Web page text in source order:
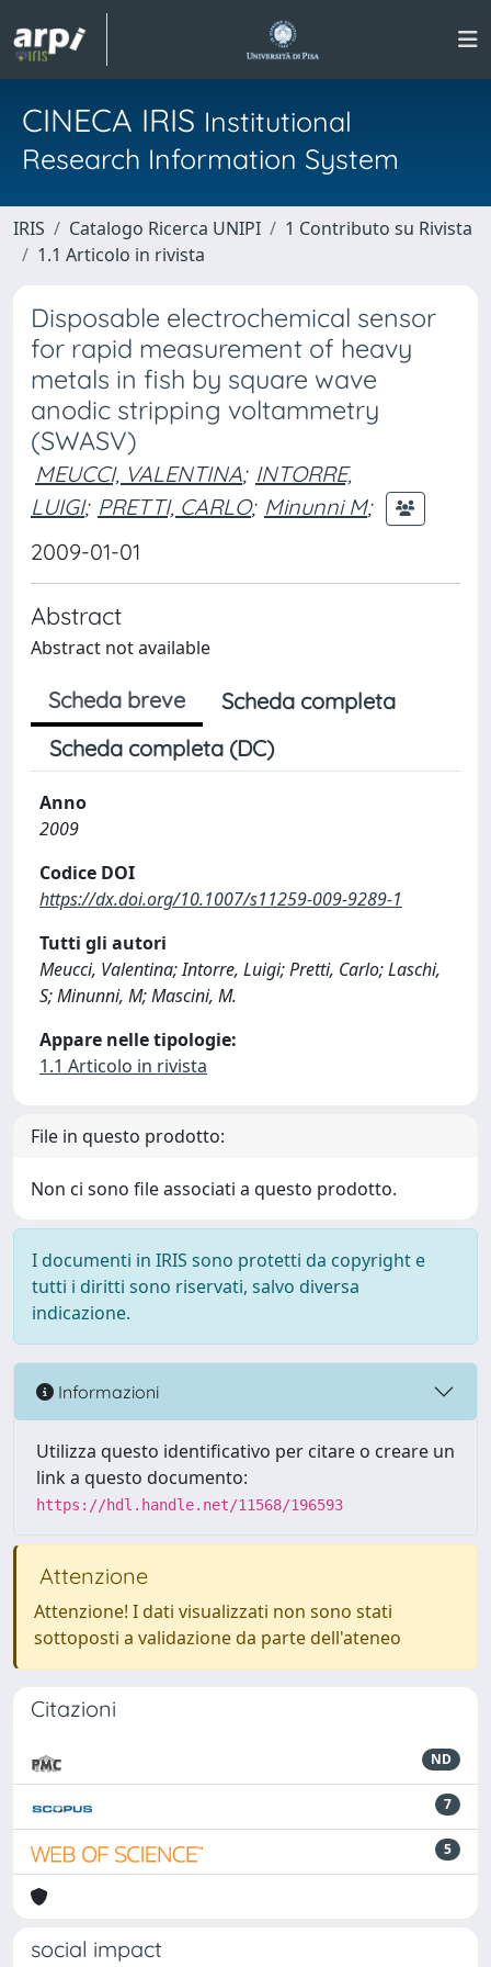
CINECA IRIS Institutional
Research Information System
IRIS Catalogo Ricerca UNIPI
1 Contributo su Rivista
1.1 Articolo in rivista
Disposable electrochemical sensor
for rapid measurement of heavy
metals in fish by square wave
anodic stripping voltammetry
(SWASV)
MEUCCI, VALENTINA; INTORRE,
LUIGI; PRETTI, CARLO; Minunni M;
2009-01-01
Abstract
Abstract not available
Scheda breve
Scheda completa
Scheda completa (DC)
Anno
2009
Codice DOI
https://dx.doi.org/10.1007/s11259-009-9289-1
Tutti gli autori
Meucci, Valentina; Intorre, Luigi; Pretti, Carlo; Laschi,
S; Minunni, M; Mascini, M.
Appare nelle tipologie:
1.1 Articolo in rivista
File in questo prodotto:
Non ci sono file associati a questo prodotto.
I documenti in IRIS sono protetti da copyright e
tutti i diritti sono riservati, salvo diversa
indicazione.
Informazioni
Utilizza questo identificativo per citare o creare un
link a questo documento:
https://hdl.handle.net/11568/196593
Attenzione
Attenzione! I dati visualizzati non sono stati
sottoposti a validazione da parte dell'ateneo
Citazioni
ND
7
5
social impact